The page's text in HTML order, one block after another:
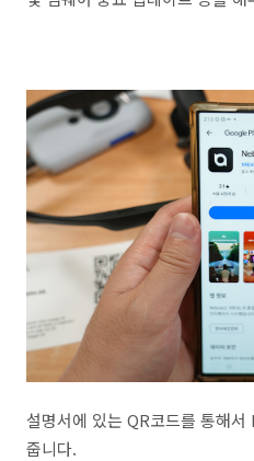
설명서에 있는 QR코드를 통해
줍니다.